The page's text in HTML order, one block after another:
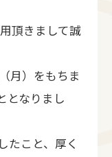
頂きまして誠
月）をもちま
となりまし
たこと、厚く